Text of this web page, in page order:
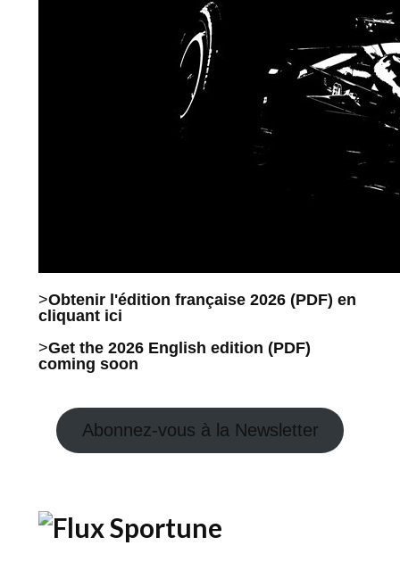
>Obtenir l'édition française 2026 (PDF) en
cliquant ici
>Get the 2026 English edition (PDF)
coming soon
Abonnez-vous à la Newsletter
Sportune